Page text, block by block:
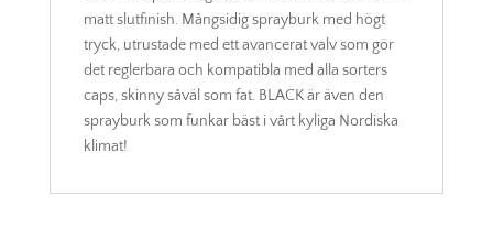
matt slutfinish. Mångsidig sprayburk med högt
tryck, utrustade med ett avancerat valv som gör
det reglerbara och kompatibla med alla sorters
caps, skinny såväl som fat. BLACK är även den
sprayburk som funkar bäst i vårt kyliga Nordiska
klimat!